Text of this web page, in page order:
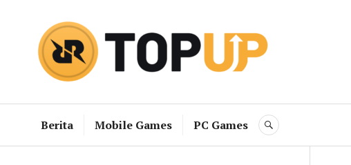
RRQ Topup Blog
Berita Mobile Games PC Games SEARCH